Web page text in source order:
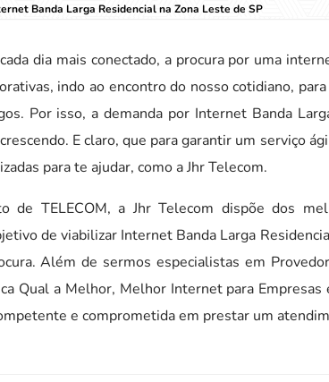
Banda Larga Residencial na Zona Leste de SP
dia mais conectado, a procura por uma
indo ao encontro do nosso cotidiano,
Por isso, a demanda por Internet Banda
E claro, que para garantir um serviço
para te ajudar, como a Jhr Telecom.
de TELECOM, a Jhr Telecom dispõe dos
de viabilizar Internet Banda Larga
Além de sermos especialistas em
Qual a Melhor, Melhor Internet para
e comprometida em prestar um